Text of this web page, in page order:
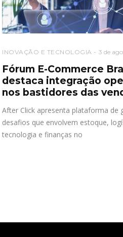
INOVAÇÃO E TECNOLOGIA 3 de
Fórum E-Commerce
destaca integração
nos bastidores das
After Click apresenta plataforma de
desafios que envolvem estoque,
tecnologia e finanças no